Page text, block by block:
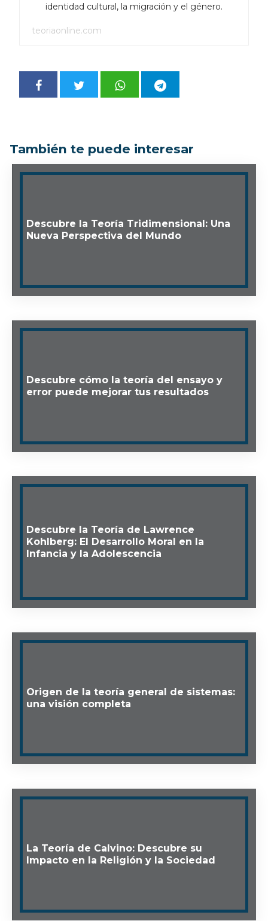
identidad cultural, la migración y el género.
teoriaonline.com
También te puede interesar
Descubre la Teoría Tridimensional: Una
Nueva Perspectiva del Mundo
Descubre cómo la teoría del ensayo y
error puede mejorar tus resultados
Descubre la Teoría de Lawrence
Kohlberg: El Desarrollo Moral en la
Infancia y la Adolescencia
Origen de la teoría general de sistemas:
una visión completa
La Teoría de Calvino: Descubre su
Impacto en la Religión y la Sociedad